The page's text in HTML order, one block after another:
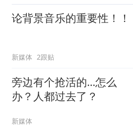
论背景音乐的重要性！！
新媒体 2跟贴
旁边有个抢活的…怎么
办？人都过去了？
新媒体